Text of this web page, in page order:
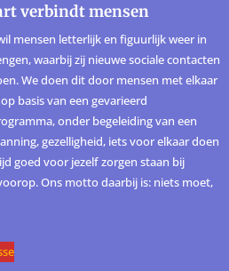
verbindt mensen
mensen letterlijk en figuurlijk weer in
waarbij zij nieuwe sociale contacten
We doen dit door mensen met elkaar
basis van een gevarieerd
onder begeleiding van een
gezelligheid, iets voor elkaar doen
goed voor jezelf zorgen staan bij
Ons motto daarbij is: niets moet,